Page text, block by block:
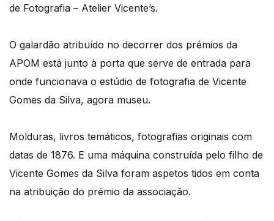
de Fotografia – Atelier Vicente’s.
O galardão atribuído no decorrer dos prémios da
APOM está junto à porta que serve de entrada para
onde funcionava o estúdio de fotografia de Vicente
Gomes da Silva, agora museu.
Molduras, livros temáticos, fotografias originais com
datas de 1876. E uma máquina construída pelo filho de
Vicente Gomes da Silva foram aspetos tidos em conta
na atribuição do prémio da associação.